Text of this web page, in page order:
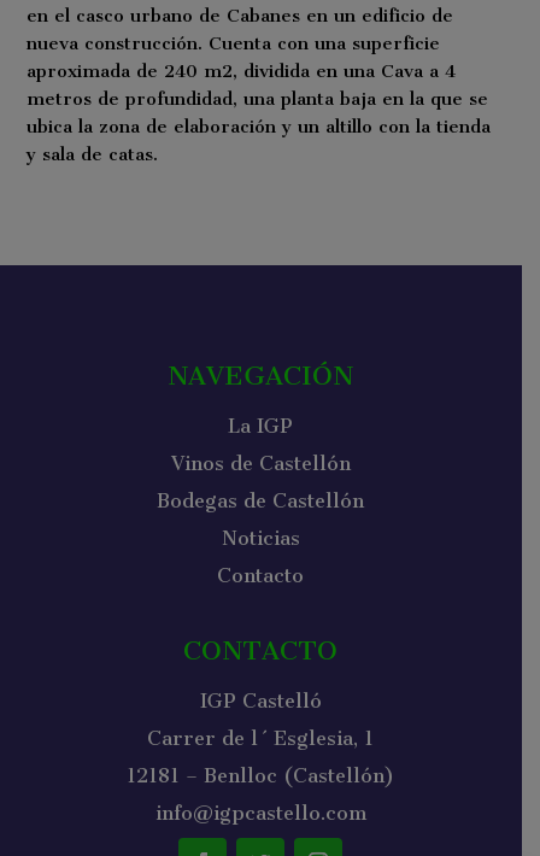
en el casco urbano de Cabanes en un edificio de
nueva construcción. Cuenta con una superficie
aproximada de 240 m2, dividida en una Cava a 4
metros de profundidad, una planta baja en la que se
ubica la zona de elaboración y un altillo con la tienda
y sala de catas.
NAVEGACIÓN
La IGP
Vinos de Castellón
Bodegas de Castellón
Noticias
Contacto
CONTACTO
IGP Castelló
Carrer de l´Esglesia, 1
12181 – Benlloc (Castellón)
info@igpcastello.com